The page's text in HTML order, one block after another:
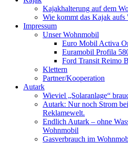
Kajakhalterung auf dem
Wie kommt das Kajak aufs
Impressum
Unser Wohnmobil
Euro Mobil Activa
Euramobil Profila
Ford Transit Reimo
Klettern
Partner/Kooperation
Autark
Wieviel „Solaranlage“
Autark: Nur noch Strom
Reklamewelt.
Endlich Autark – ohne
Wohnmobil
Gasverbrauch im